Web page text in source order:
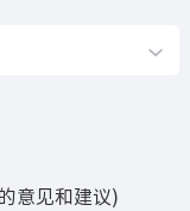
意见和建议)